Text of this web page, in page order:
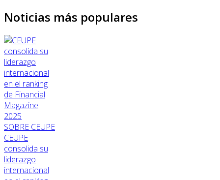
Noticias más populares
SOBRE CEUPE
CEUPE
consolida su
liderazgo
internacional